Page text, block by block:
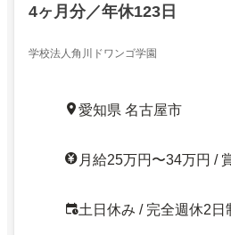
4ヶ月分／年休123日
学校法人角川ドワンゴ学園
愛知県 名古屋市
月給25万円〜34万円 /
土日休み / 完全週休2